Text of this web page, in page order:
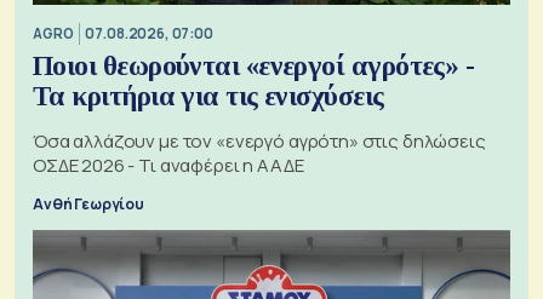
AGRO 07.08.2026, 07:00
Ποιοι θεωρούνται «ενεργοί αγρότες» -
Τα κριτήρια για τις ενισχύσεις
Όσα αλλάζουν με τον «ενεργό αγρότη» στις δηλώσεις
ΟΣΔΕ 2026 - Τι αναφέρει η ΑΑΔΕ
Ανθή Γεωργίου